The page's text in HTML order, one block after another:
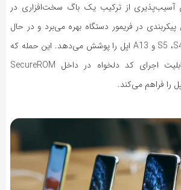
آسیب‌پذیری از ترکیب یک باگ سخت‌افزاری در
در فریمور دستگاه بهره می‌برد و در حال
، S5 و A13 اپل را پوشش می‌دهد. این حمله که
اجرای کد دلخواه در داخل SecureROM
را فراهم می‌کند.